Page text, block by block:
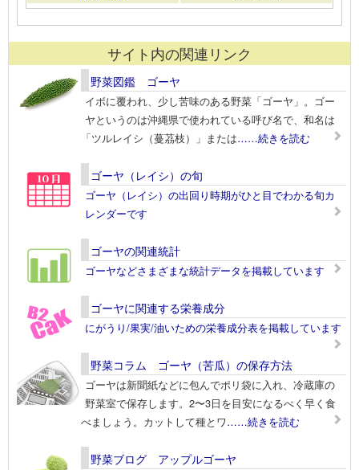
サイト内の関連リンク
野菜図鑑 ゴーヤ
イボに覆われ、少し苦味のある野菜「ゴーヤ」。ゴー
ヤというのは沖縄県で使われている呼び名で、和名は
「ツルレイシ（蔓茘枝）」または……続きを読む
ゴーヤ（レイシ）の旬
ゴーヤ（レイシ）の出回り時期がひと目でわかる旬カ
レンダーです
ゴーヤの関連統計
ゴーヤなどさまざまな統計データを掲載しています
ゴーヤに関連する栄養成分
にがうり/果実/油いための栄養成分表を掲載しています
野菜コラム ゴーヤ（苦瓜）の保存方法
ゴーヤは新聞紙などに包んでポリ袋に入れ、冷蔵庫の
野菜室で保存します。2〜3日を目安になるべく早く食
べましょう。カットして種とワ……続きを読む
野菜ブログ アップルゴーヤ